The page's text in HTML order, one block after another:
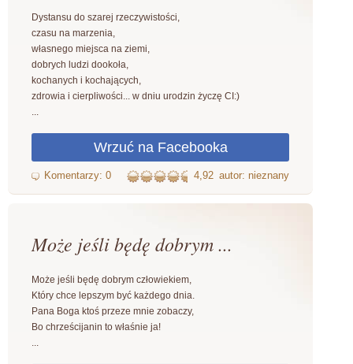
Dystansu do szarej rzeczywistości,
czasu na marzenia,
własnego miejsca na ziemi,
dobrych ludzi dookoła,
kochanych i kochających,
zdrowia i cierpliwości... w dniu urodzin życzę CI:)
...
4,92 autor: nieznany
Może jeśli będę dobrym ...
Może jeśli będę dobrym człowiekiem,
Który chce lepszym być każdego dnia.
Pana Boga ktoś przeze mnie zobaczy,
Bo chrześcijanin to właśnie ja!
...